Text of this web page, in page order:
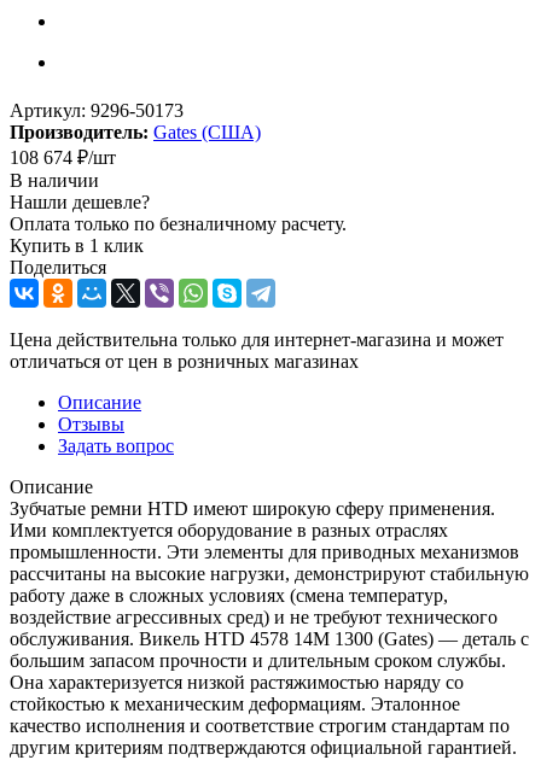
Артикул: 9296-50173
Производитель: Gates (США)
108 674 ₽/шт
В наличии
Нашли дешевле?
Оплата только по безналичному расчету.
Купить в 1 клик
Поделиться
Цена действительна только для интернет-магазина и может
отличаться от цен в розничных магазинах
Описание
Отзывы
Задать вопрос
Описание
Зубчатые ремни HTD имеют широкую сферу применения.
Ими комплектуется оборудование в разных отраслях
промышленности. Эти элементы для приводных механизмов
рассчитаны на высокие нагрузки, демонстрируют стабильную
работу даже в сложных условиях (смена температур,
воздействие агрессивных сред) и не требуют технического
обслуживания. Викель HTD 4578 14M 1300 (Gates) — деталь с
большим запасом прочности и длительным сроком службы.
Она характеризуется низкой растяжимостью наряду со
стойкостью к механическим деформациям. Эталонное
качество исполнения и соответствие строгим стандартам по
другим критериям подтверждаются официальной гарантией.